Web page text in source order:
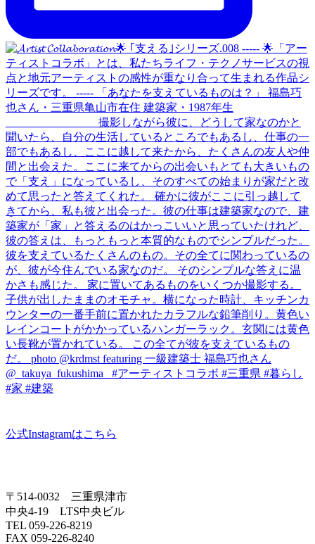
公式Instagramはこちら
〒514-0032 三重県津市
中央4-19 LTS中央ビル
TEL 059-226-8219
FAX 059-226-8240